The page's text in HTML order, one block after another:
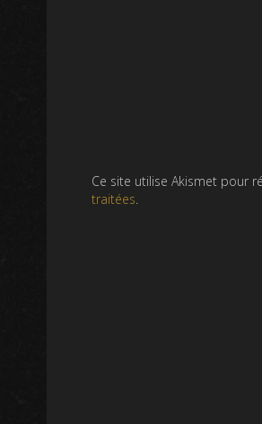
Ce site utilise Akismet pour
traitées.